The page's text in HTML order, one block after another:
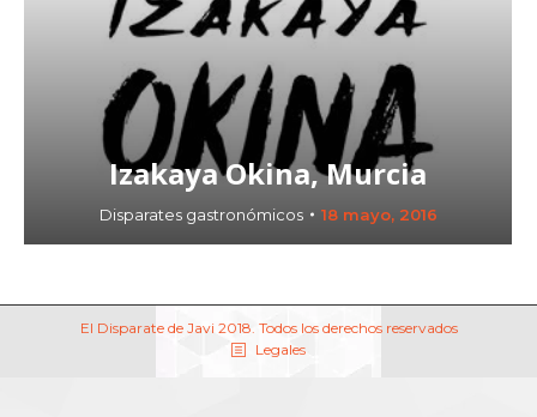
Izakaya Okina, Murcia
Disparates gastronómicos 18 mayo, 2016
El Disparate de Javi 2018. Todos los derechos reservados
Legales